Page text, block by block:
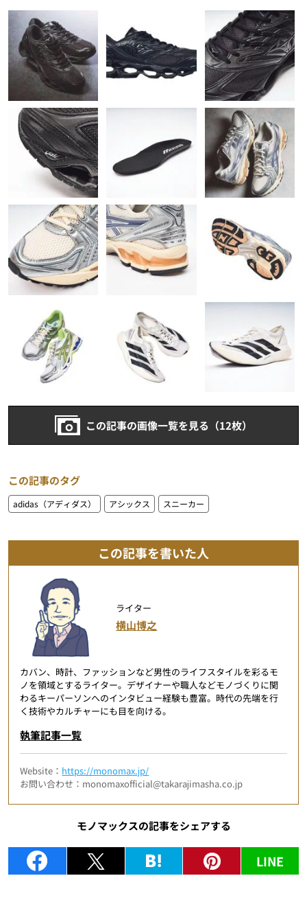
この記事の画像一覧を見る（12枚）
この記事のタグ
adidas（アディダス） アシックス スニーカー
この記事を書いた人
ライター
横山博之
カバン、時計、ファッションなど男性のライフスタイルを彩るモ
ノを領域とするライター。デザイナーや職人などモノづくりに関
わるキーパーソンへのインタビュー経験も豊富。時代の先端を行
く技術やカルチャーにも目を向ける。
執筆記事一覧
Website： https://monomax.jp/
お問い合わせ：monomaxofficial@takarajimasha.co.jp
モノマックスの記事をシェアする
LINE